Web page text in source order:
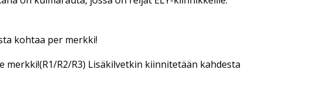
kohtaa per merkki!
R2/R3) Lisäkilvetkin kiinnitetään kahdesta